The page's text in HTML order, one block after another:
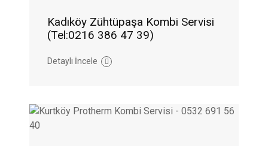
Kadıköy Zühtüpaşa Kombi Servisi
(Tel:0216 386 47 39)
Detaylı İncele